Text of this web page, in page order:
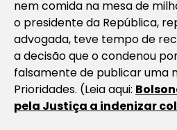
nem comida na mesa de
o presidente da República,
advogada, teve tempo de
a decisão que o condenou
falsamente de publicar uma
Prioridades. (Leia aqui:
pela Justiça a indenizar